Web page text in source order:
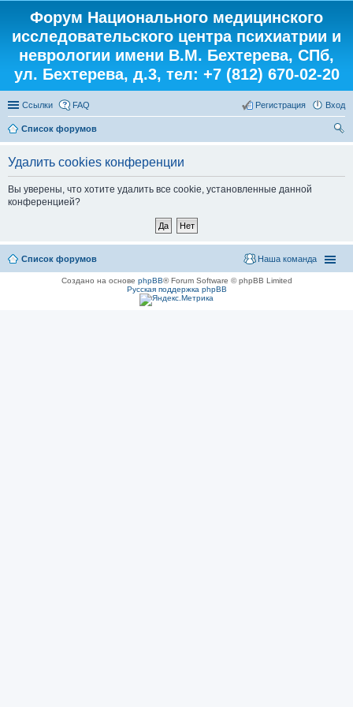
Форум Национального медицинского
исследовательского центра психиатрии и
неврологии имени В.М. Бехтерева, СПб,
ул. Бехтерева, д.3, тел: +7 (812) 670-02-20
Ссылки FAQ Вход
Регистрация
Список форумов
Удалить cookies конференции
Вы уверены, что хотите удалить все cookie, установленные данной
конференцией?
Список форумов Наша команда
Создано на основе phpBB® Forum Software © phpBB Limited
Русская поддержка phpBB